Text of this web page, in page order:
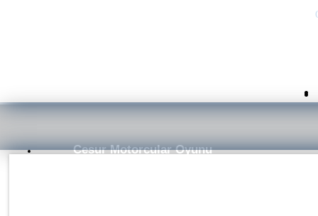
Cesur Motorcular Oyunu